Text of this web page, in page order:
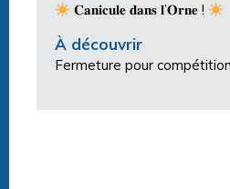
𝐂𝐚𝐧𝐢𝐜𝐮𝐥𝐞 𝐝𝐚𝐧𝐬 𝐥’𝐎𝐫𝐧𝐞 !
À découvrir
Fermeture pour